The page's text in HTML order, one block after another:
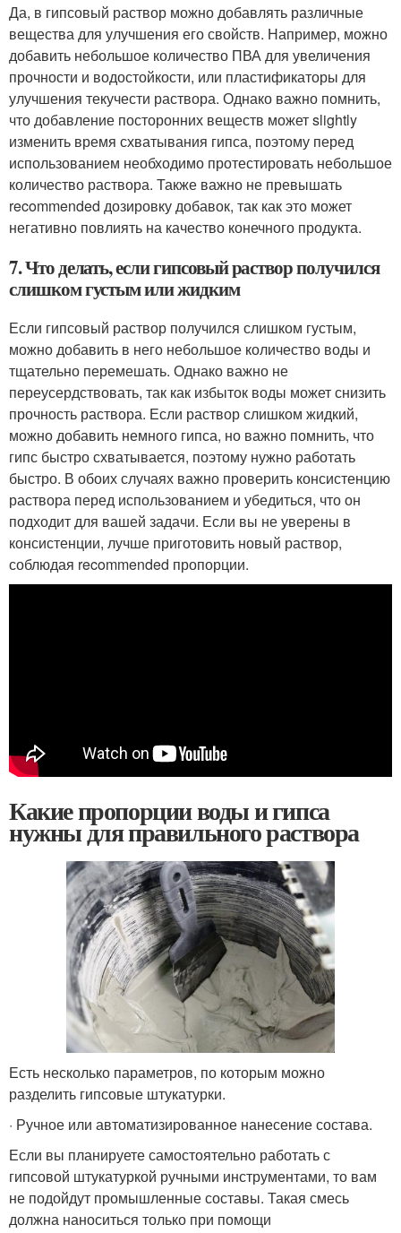
Да, в гипсовый раствор можно добавлять различные
вещества для улучшения его свойств. Например, можно
добавить небольшое количество ПВА для увеличения
прочности и водостойкости, или пластификаторы для
улучшения текучести раствора. Однако важно помнить,
что добавление посторонних веществ может slightly
изменить время схватывания гипса, поэтому перед
использованием необходимо протестировать небольшое
количество раствора. Также важно не превышать
recommended дозировку добавок, так как это может
негативно повлиять на качество конечного продукта.
7. Что делать, если гипсовый раствор получился
слишком густым или жидким
Если гипсовый раствор получился слишком густым,
можно добавить в него небольшое количество воды и
тщательно перемешать. Однако важно не
переусердствовать, так как избыток воды может снизить
прочность раствора. Если раствор слишком жидкий,
можно добавить немного гипса, но важно помнить, что
гипс быстро схватывается, поэтому нужно работать
быстро. В обоих случаях важно проверить консистенцию
раствора перед использованием и убедиться, что он
подходит для вашей задачи. Если вы не уверены в
консистенции, лучше приготовить новый раствор,
соблюдая recommended пропорции.
Какие пропорции воды и гипса
нужны для правильного раствора
Есть несколько параметров, по которым можно
разделить гипсовые штукатурки.
· Ручное или автоматизированное нанесение состава.
Если вы планируете самостоятельно работать с
гипсовой штукатуркой ручными инструментами, то вам
не подойдут промышленные составы. Такая смесь
должна наноситься только при помощи